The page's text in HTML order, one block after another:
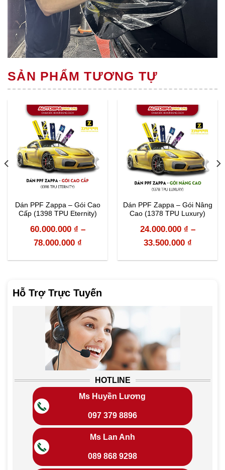
Hỗ Trợ Trực Tuyến
HOTLINE
Ms Huyền Lương
097 379 8896
Ms Lan Anh
089 868 9298
SẢN PHẨM TƯƠNG TỰ
Dán PPF Zappa – Gói Cao
Cấp (1398 TPU Eternity)
60.000.000 ₫ –
78.000.000 ₫
Dán PPF Zappa – Gói Nâng
Cao (1378 TPU Luxury)
24.000.000 ₫ –
33.500.000 ₫